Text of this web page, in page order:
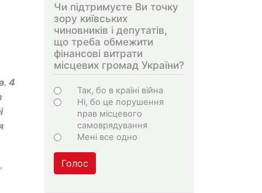
4
Чи підтримуєте Ви точку
зору київських
чиновників і депутатів,
що треба обмежити
фінансові витрати
місцевих громад України?
Варіанти
Так, бо в країні війна
Ні, бо це порушення
прав місцевого
самоврядування
Мені все одно
Голос